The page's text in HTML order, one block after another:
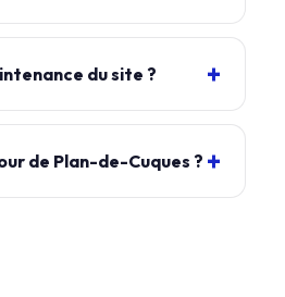
du site ?
de Plan-de-Cuques ?